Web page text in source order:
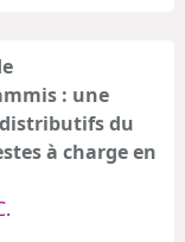
: une
du
à charge en